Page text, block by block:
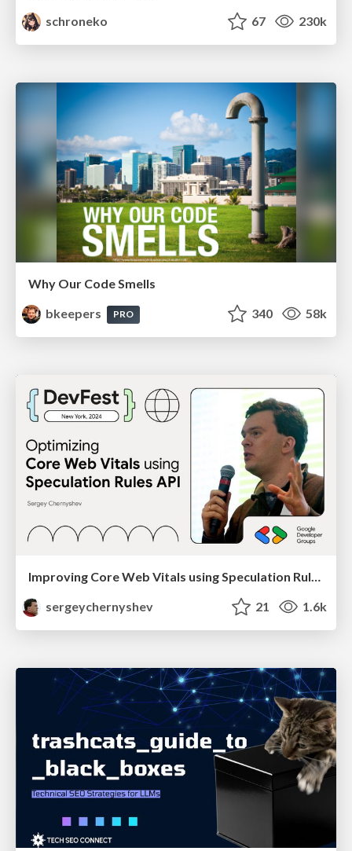
schroneko
67 230k
Why Our Code Smells
bkeepers
PRO 340 58k
Improving Core Web Vitals using Speculation Rules API
sergeychernyshev
21 1.6k